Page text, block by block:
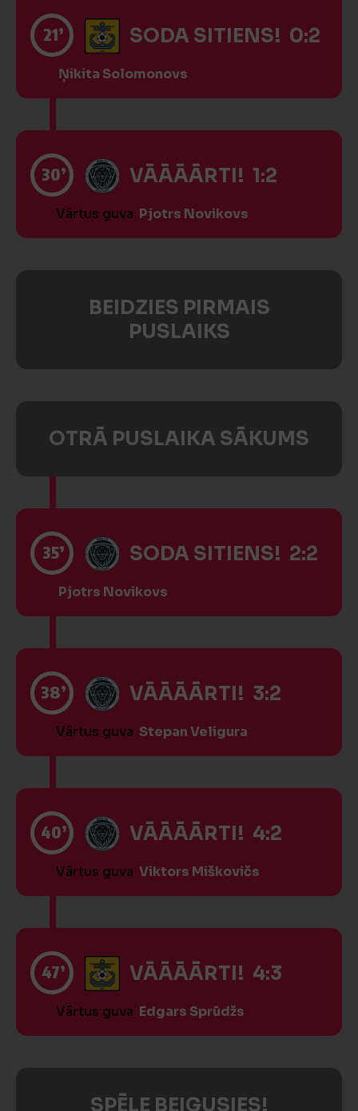
21’ SODA SITIENS! 0:2
Ņikita Solomonovs
30’ VĀĀĀĀRTI! 1:2
Vārtus guva Pjotrs Novikovs
BEIDZIES PIRMAIS
PUSLAIKS
OTRĀ PUSLAIKA SĀKUMS
35’ SODA SITIENS! 2:2
Pjotrs Novikovs
38’ VĀĀĀĀRTI! 3:2
Vārtus guva Stepan Veligura
40’ VĀĀĀĀRTI! 4:2
Vārtus guva Viktors Miškovičs
47’ VĀĀĀĀRTI! 4:3
Vārtus guva Edgars Sprūdžs
SPĒLE BEIGUSIES!